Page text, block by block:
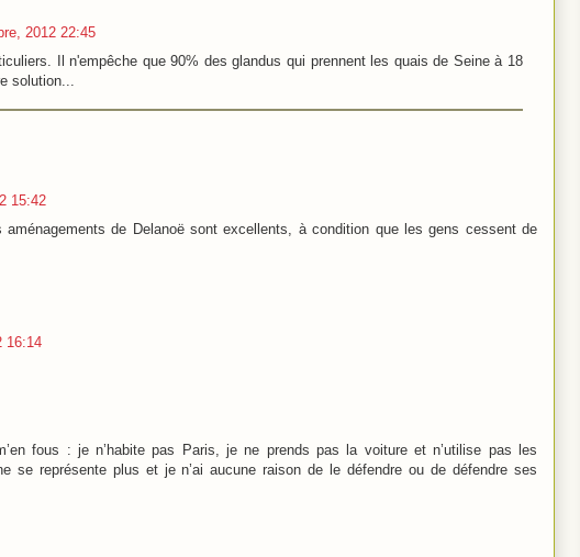
2012 22:45
Il n'empêche que 90% des glandus qui prennent les quais de Seine à 18
solution...
15:42
de Delanoë sont excellents, à condition que les gens cessent de
16:14
fous : je n’habite pas Paris, je ne prends pas la voiture et n’utilise pas les
se représente plus et je n’ai aucune raison de le défendre ou de défendre ses